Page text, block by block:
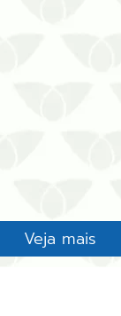
Veja mais